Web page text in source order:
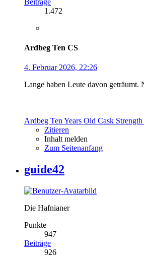
1.472
Ardbeg Ten CS
4. Februar 2026, 22:26
Lange haben Leute davon geträumt.
Ardbeg Ten Years Old Cask
Zitieren
Inhalt melden
Zum Seitenanfang
guide42
Die Hafnianer
Punkte
947
Beiträge
926